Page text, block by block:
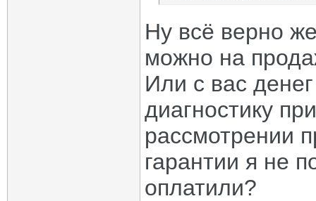
Ну всё верно
можно на
Или с вас
диагностику
рассмотрении
гарантии я не
оплатили?